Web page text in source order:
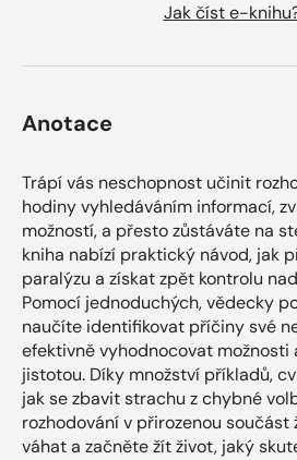
Jak číst e-
Anotace
Trápí vás neschopnost učinit
hodiny vyhledáváním informací,
možností, a přesto zůstáváte na
kniha nabízí praktický návod, jak
paralýzu a získat zpět kontrolu
Pomocí jednoduchých, vědecky
naučíte identifikovat příčiny své
efektivně vyhodnocovat možnosti
jistotou. Díky množství příkladů,
jak se zbavit strachu z chybné
rozhodování v přirozenou součást
váhat a začněte žít život, jaký